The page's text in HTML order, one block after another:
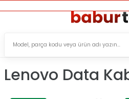
Lenovo Data